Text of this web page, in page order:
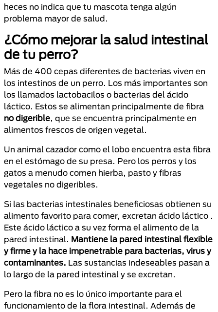
heces no indica que tu mascota tenga algún
problema mayor de salud.
¿Cómo mejorar la salud intestinal
de tu perro?
Más de 400 cepas diferentes de bacterias viven en
los intestinos de un perro. Los más importantes son
los llamados lactobacilos o bacterias del ácido
láctico. Estos se alimentan principalmente de fibra
no digerible, que se encuentra principalmente en
alimentos frescos de origen vegetal.
Un animal cazador como el lobo encuentra esta fibra
en el estómago de su presa. Pero los perros y los
gatos a menudo comen hierba, pasto y fibras
vegetales no digeribles.
Si las bacterias intestinales beneficiosas obtienen su
alimento favorito para comer, excretan ácido láctico .
Este ácido láctico a su vez forma el alimento de la
pared intestinal. Mantiene la pared intestinal flexible
y firme y la hace impenetrable para bacterias, virus y
contaminantes. Las sustancias indeseables pasan a
lo largo de la pared intestinal y se excretan.
Pero la fibra no es lo único importante para el
funcionamiento de la flora intestinal. Además de